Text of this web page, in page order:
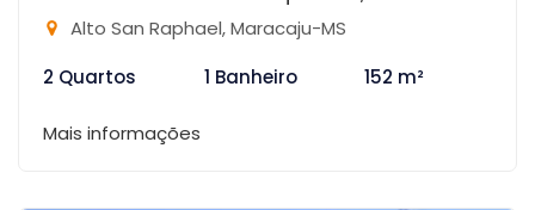
Alto San Raphael, Maracaju-MS
2 Quartos
1 Banheiro 152 m²
Mais informações